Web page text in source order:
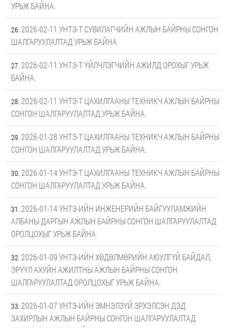
УРЬЖ БАЙНА.
2026-02-11 УНТЭ-Т СУВИЛАГЧИЙН АЖЛЫН БАЙРНЫ СОНГОН
ШАЛГАРУУЛАЛТАД УРЬЖ БАЙНА
2026-02-11 УНТЭ-Т ҮЙЛЧЛЭГЧИЙН АЖИЛД ОРОХЫГ УРЬЖ
БАЙНА.
2026-02-11 УНТЭ-Т ЦАХИЛГААНЫ ТЕХНИКЧ АЖЛЫН БАЙРНЫ
СОНГОН ШАЛГАРУУЛАЛТАД УРЬЖ БАЙНА.
2026-01-28 УНТЭ-Т ЦАХИЛГААНЫ ТЕХНИКЧ АЖЛЫН БАЙРНЫ
СОНГОН ШАЛГАРУУЛАЛТАД УРЬЖ БАЙНА.
2026-01-14 УНТЭ-Т ЦАХИЛГААНЫ ТЕХНИКЧ АЖЛЫН БАЙРНЫ
СОНГОН ШАЛГАРУУЛАЛТАД УРЬЖ БАЙНА.
2026-01-14 УНТЭ-ИЙН ИНЖЕНЕРИЙН БАЙГУУЛАМЖИЙН
АЛБАНЫ ДАРГЫН АЖЛЫН БАЙРНЫ СОНГОН ШАЛГАРУУЛАЛТАД
ОРОЛЦОХЫГ УРЬЖ БАЙНА.
2026-01-09 УНТЭ-ИЙН ХӨДӨЛМӨРИЙН АЮУЛГҮЙ БАЙДАЛ,
ЭРҮҮЛ АХУЙН АЖИЛТНЫ АЖЛЫН БАЙРНЫ СОНГОН
ШАЛГАРУУЛАЛТАД ОРОЛЦОХЫГ УРЬЖ БАЙНА.
2026-01-07 УНТЭ-ИЙН ЭМНЭЛЗҮЙ ЭРХЭЛСЭН ДЭД
ЗАХИРЛЫН АЖЛЫН БАЙРНЫ СОНГОН ШАЛГАРУУЛАЛТАД